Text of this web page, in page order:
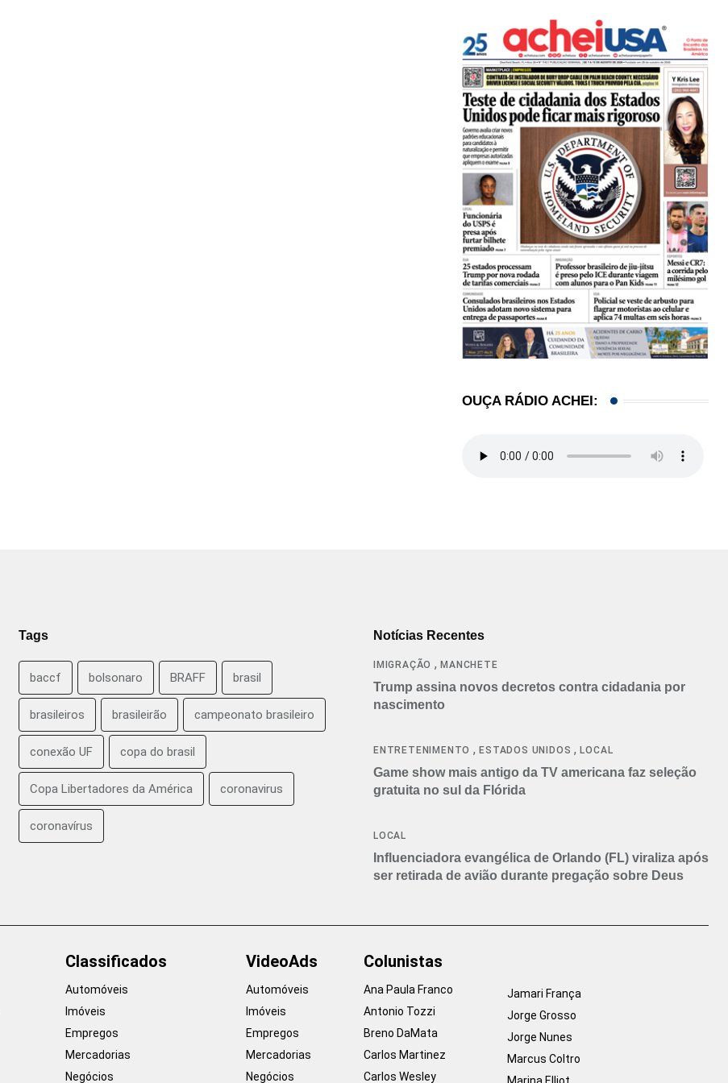
OUÇA RÁDIO ACHEI:
Tags
baccf bolsonaro BRAFF brasil
brasileiros brasileirão campeonato brasileiro
conexão UF copa do brasil
Copa Libertadores da América coronavirus
coronavírus
Notícias Recentes
IMIGRAÇÃO ,MANCHETE
Trump assina novos decretos contra cidadania por
nascimento
ENTRETENIMENTO ,ESTADOS UNIDOS ,LOCAL
Game show mais antigo da TV americana faz seleção
gratuita no sul da Flórida
LOCAL
Influenciadora evangélica de Orlando (FL) viraliza após
ser retirada de avião durante pregação sobre Deus
Classificados
Automóveis
Imóveis
Empregos
Mercadorias
Negócios
VideoAds
Automóveis
Imóveis
Empregos
Mercadorias
Negócios
Colunistas
Ana Paula Franco
Antonio Tozzi
Breno DaMata
Carlos Martinez
Carlos Wesley
Jamari França
Jorge Grosso
Jorge Nunes
Marcus Coltro